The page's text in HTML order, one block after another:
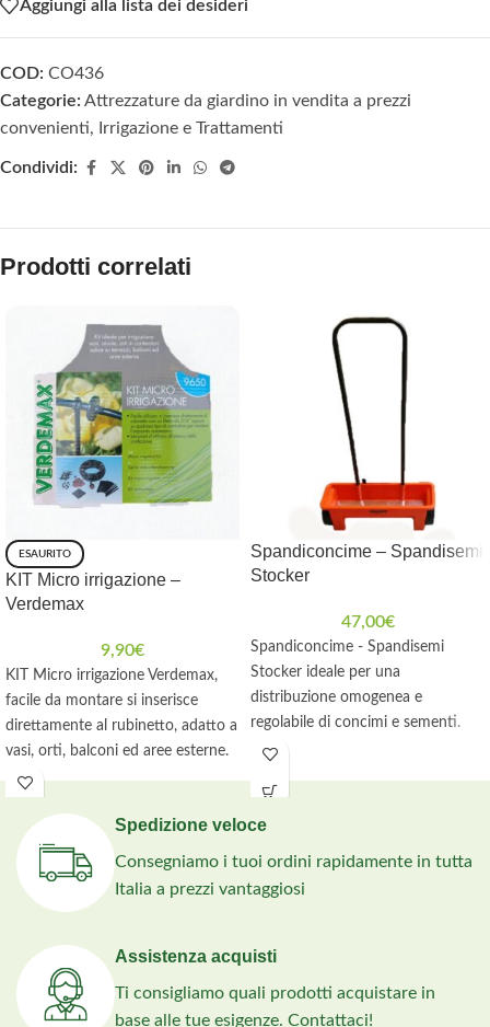
Aggiungi alla lista dei desideri
COD: CO436
Categorie: Attrezzature da giardino in vendita a prezzi
convenienti, Irrigazione e Trattamenti
Condividi:
Prodotti correlati
ESAURITO
KIT Micro irrigazione –
Verdemax
9,90€
KIT Micro irrigazione Verdemax,
facile da montare si inserisce
direttamente al rubinetto, adatto a
vasi, orti, balconi ed aree esterne.
Spandiconcime – Spandisemi
Stocker
47,00€
Spandiconcime - Spandisemi
Stocker ideale per una
distribuzione omogenea e
regolabile di concimi e sementi.
Spedizione veloce
Consegniamo i tuoi ordini rapidamente in tutta
Italia a prezzi vantaggiosi
Assistenza acquisti
Ti consigliamo quali prodotti acquistare in
base alle tue esigenze. Contattaci!